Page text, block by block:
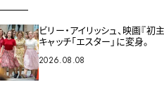
ビリー・アイリッシュ、映画『
キャッチ「エスター」に変身。
2026.08.08